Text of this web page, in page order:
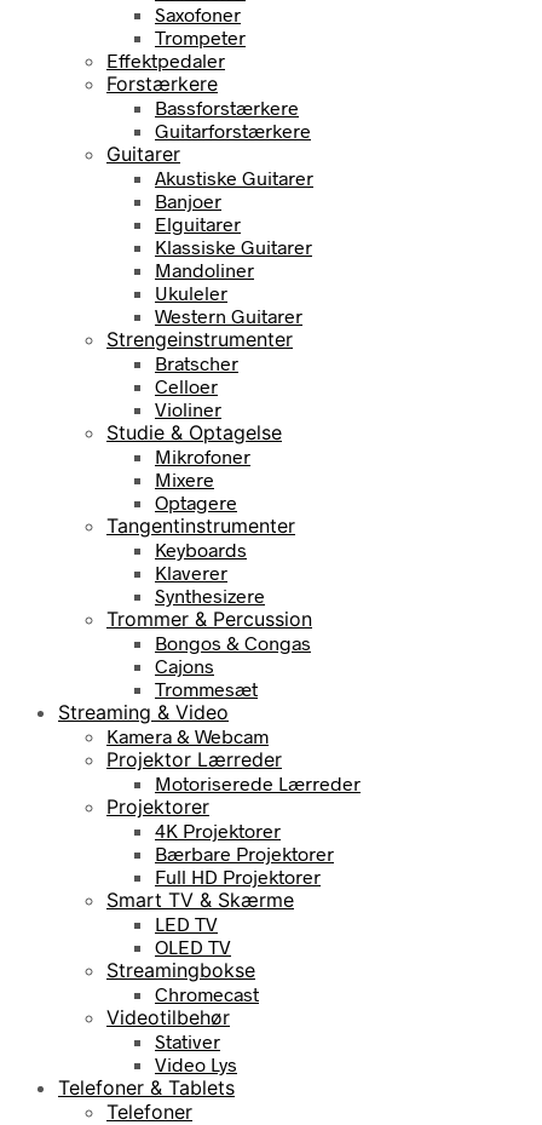
Saxofoner
Trompeter
Effektpedaler
Forstærkere
Bassforstærkere
Guitarforstærkere
Guitarer
Akustiske Guitarer
Banjoer
Elguitarer
Klassiske Guitarer
Mandoliner
Ukuleler
Western Guitarer
Strengeinstrumenter
Bratscher
Celloer
Violiner
Studie & Optagelse
Mikrofoner
Mixere
Optagere
Tangentinstrumenter
Keyboards
Klaverer
Synthesizere
Trommer & Percussion
Bongos & Congas
Cajons
Trommesæt
Streaming & Video
Kamera & Webcam
Projektor Lærreder
Motoriserede Lærreder
Projektorer
4K Projektorer
Bærbare Projektorer
Full HD Projektorer
Smart TV & Skærme
LED TV
OLED TV
Streamingbokse
Chromecast
Videotilbehør
Stativer
Video Lys
Telefoner & Tablets
Telefoner